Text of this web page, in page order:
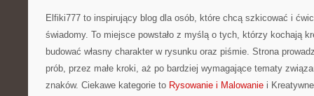
Elfiki777 to inspirujący blog dla osób, które chcą szkicować i
świadomy. To miejsce powstało z myślą o tych, którzy kochają
budować własny charakter w rysunku oraz piśmie. Strona
prób, przez małe kroki, aż po bardziej wymagające tematy
znaków. Ciekawe kategorie to Rysowanie i Malowanie i